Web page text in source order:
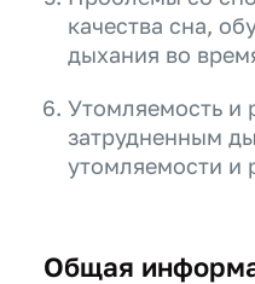
качества сна,
дыхания во
Утомляемость и
затрудненным
утомляемости и
Общая